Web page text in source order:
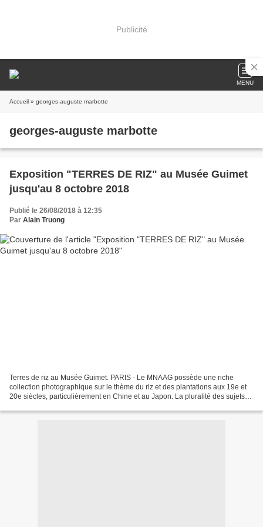
Publicité
MENU
Accueil » georges-auguste marbotte
georges-auguste marbotte
Exposition "TERRES DE RIZ" au Musée Guimet
jusqu'au 8 octobre 2018
Publié le 26/08/2018 à 12:35
Par Alain Truong
Terres de riz au Musée Guimet. PARIS - Le MNAAG possède une riche
collection photographique sur le thème du riz et des plantations aux 19e et
20e siècles, particulièrement en Chine et au Japon. La pluralité des sujets